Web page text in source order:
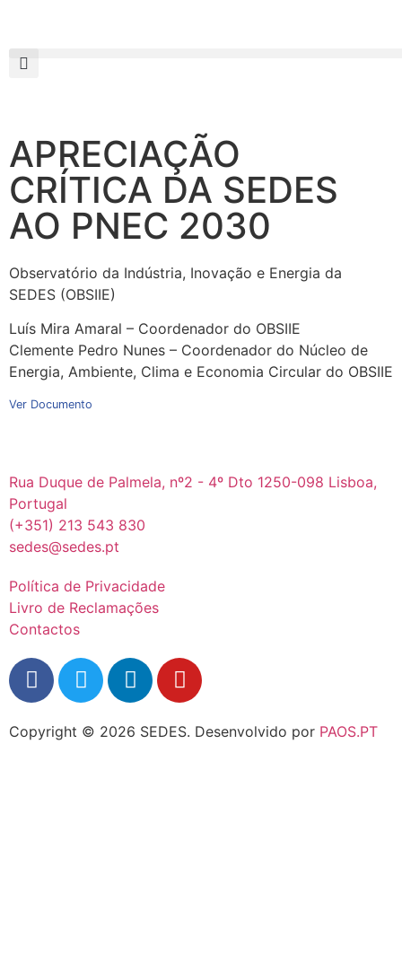
APRECIAÇÃO
CRÍTICA DA SEDES
AO PNEC 2030
Observatório da Indústria, Inovação e Energia da
SEDES (OBSIIE)
Luís Mira Amaral – Coordenador do OBSIIE
Clemente Pedro Nunes – Coordenador do Núcleo de
Energia, Ambiente, Clima e Economia Circular do OBSIIE
Ver Documento
Rua Duque de Palmela, nº2 - 4º Dto 1250-098 Lisboa,
Portugal
(+351) 213 543 830
sedes@sedes.pt
Política de Privacidade
Livro de Reclamações
Contactos
Copyright © 2026 SEDES. Desenvolvido por PAOS.PT